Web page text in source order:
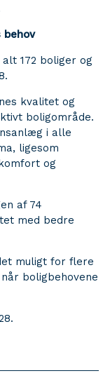
behov
172 boliger og
kvalitet og
boligområde.
i alle
ligesom
og
af 74
med bedre
muligt for flere
boligbehovene